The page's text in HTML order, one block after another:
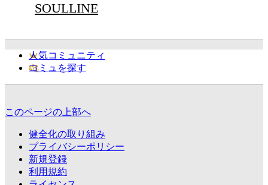
SOULLINE
人気コミュニティ
コミュを探す
このページの上部へ
健全化の取り組み
プライバシーポリシー
新規登録
利用規約